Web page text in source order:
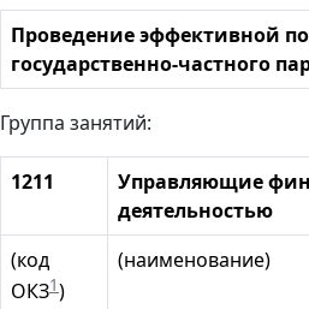
Проведение эффективной
государственно-частного
Группа занятий:
1211
Управляющие
деятельностью
(код
ОКЗ1)
(наименование)